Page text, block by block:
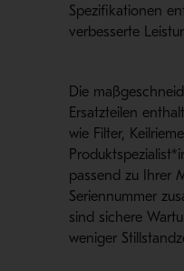
Spezifikationen
verbesserte
Die
Ersatzteilen
wie Filter,
passend zu Ihrer
Seriennummer
sind sichere
weniger